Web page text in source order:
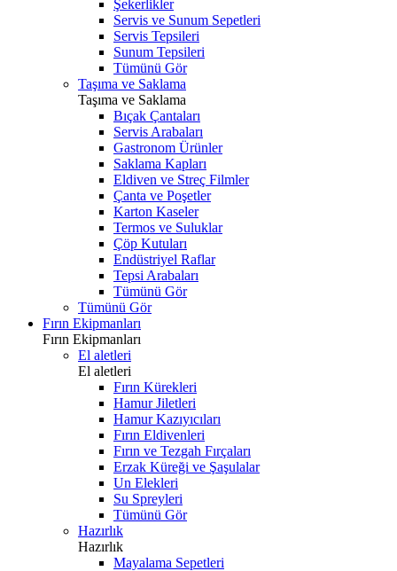
Şekerlikler
Servis ve Sunum Sepetleri
Servis Tepsileri
Sunum Tepsileri
Tümünü Gör
Taşıma ve Saklama
Taşıma ve Saklama
Bıçak Çantaları
Servis Arabaları
Gastronom Ürünler
Saklama Kapları
Eldiven ve Streç Filmler
Çanta ve Poşetler
Karton Kaseler
Termos ve Suluklar
Çöp Kutuları
Endüstriyel Raflar
Tepsi Arabaları
Tümünü Gör
Tümünü Gör
Fırın Ekipmanları
Fırın Ekipmanları
El aletleri
El aletleri
Fırın Kürekleri
Hamur Jiletleri
Hamur Kazıyıcıları
Fırın Eldivenleri
Fırın ve Tezgah Fırçaları
Erzak Küreği ve Şaşulalar
Un Elekleri
Su Spreyleri
Tümünü Gör
Hazırlık
Hazırlık
Mayalama Sepetleri